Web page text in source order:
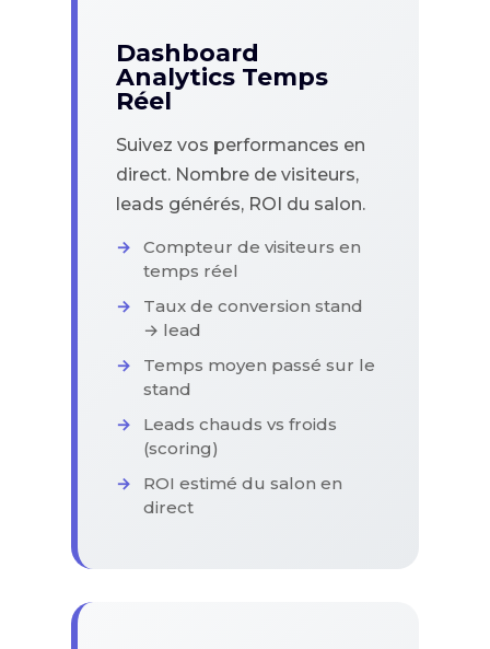
Dashboard
Analytics Temps
Réel
Suivez vos performances en
direct. Nombre de visiteurs,
leads générés, ROI du salon.
Compteur de visiteurs en
temps réel
Taux de conversion stand
→ lead
Temps moyen passé sur le
stand
Leads chauds vs froids
(scoring)
ROI estimé du salon en
direct